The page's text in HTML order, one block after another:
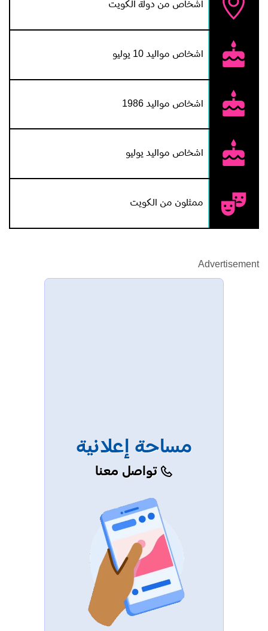
اشخاص من دولة الكويت
اشخاص مواليد 10 يوليو
اشخاص مواليد 1986
اشخاص مواليد يوليو
ممثلون من الكويت
Advertisement
مساحة إعلانية
تواصل معنا